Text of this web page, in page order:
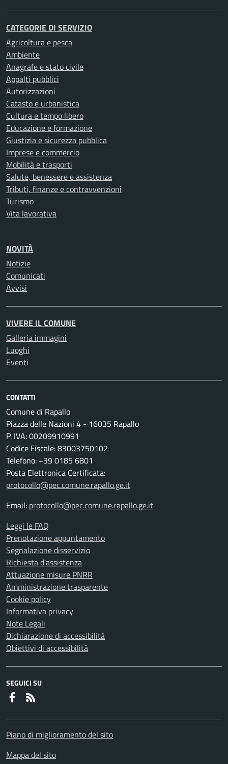
CATEGORIE DI SERVIZIO
Agricoltura e pesca
Ambiente
Anagrafe e stato civile
Appalti pubblici
Autorizzazioni
Catasto e urbanistica
Cultura e tempo libero
Educazione e formazione
Giustizia e sicurezza pubblica
Imprese e commercio
Mobilità e trasporti
Salute, benessere e assistenza
Tributi, finanze e contravvenzioni
Turismo
Vita lavorativa
NOVITÀ
Notizie
Comunicati
Avvisi
VIVERE IL COMUNE
Galleria immagini
Luoghi
Eventi
CONTATTI
Comune di Rapallo
Piazza delle Nazioni 4 - 16035 Rapallo
P. IVA: 00209910991
Codice Fiscale: 83003750102
Telefono: +39 0185 6801
Posta Elettronica Certificata:
protocollo@pec.comune.rapallo.ge.it
Email: protocollo@pec.comune.rapallo.ge.it
Leggi le FAQ
Prenotazione appuntamento
Segnalazione disservizio
Richiesta d'assistenza
Attuazione misure PNRR
Amministrazione trasparente
Cookie policy
Informativa privacy
Note Legali
Dichiarazione di accessibilità
Obiettivi di accessibilità
SEGUICI SU
Faceboook
Piano di miglioramento del sito
Mappa del sito